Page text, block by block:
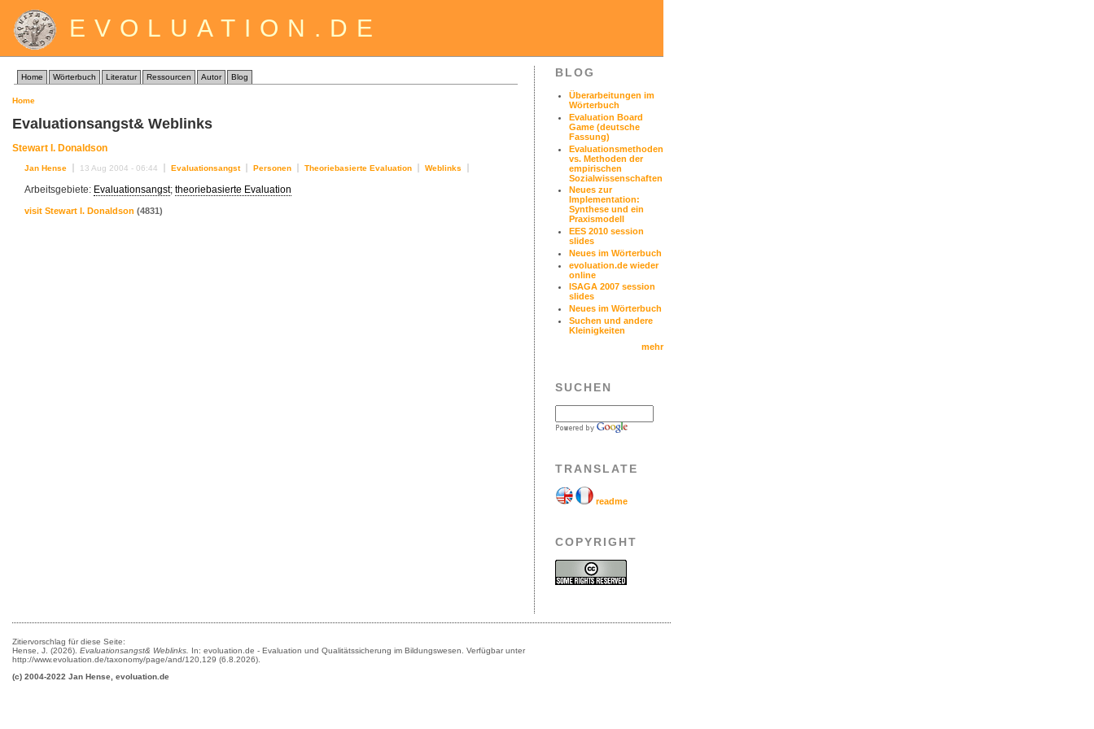
EVOLUATION.DE
Home Wörterbuch Literatur Ressourcen Autor Blog
Home
Evaluationsangst& Weblinks
Stewart I. Donaldson
Jan Hense 13 Aug 2004 - 06:44 Evaluationsangst Personen Theoriebasierte Evaluation Weblinks
Arbeitsgebiete: Evaluationsangst; theoriebasierte Evaluation
visit Stewart I. Donaldson (4831)
BLOG
Überarbeitungen im
Wörterbuch
Evaluation Board
Game (deutsche
Fassung)
Evaluationsmethoden
vs. Methoden der
empirischen
Sozialwissenschaften
Neues zur
Implementation:
Synthese und ein
Praxismodell
EES 2010 session
slides
Neues im Wörterbuch
evoluation.de wieder
online
ISAGA 2007 session
slides
Neues im Wörterbuch
Suchen und andere
Kleinigkeiten
mehr
SUCHEN
TRANSLATE
readme
COPYRIGHT
Zitiervorschlag für diese Seite:
Hense, J. (2026). Evaluationsangst& Weblinks.
In: evoluation.de - Evaluation und Qualitätssicherung im Bildungswesen. Verfügbar unter
http://www.evoluation.de/taxonomy/page/and/120,129 (6.8.2026).
(c) 2004-2022 Jan Hense, evoluation.de